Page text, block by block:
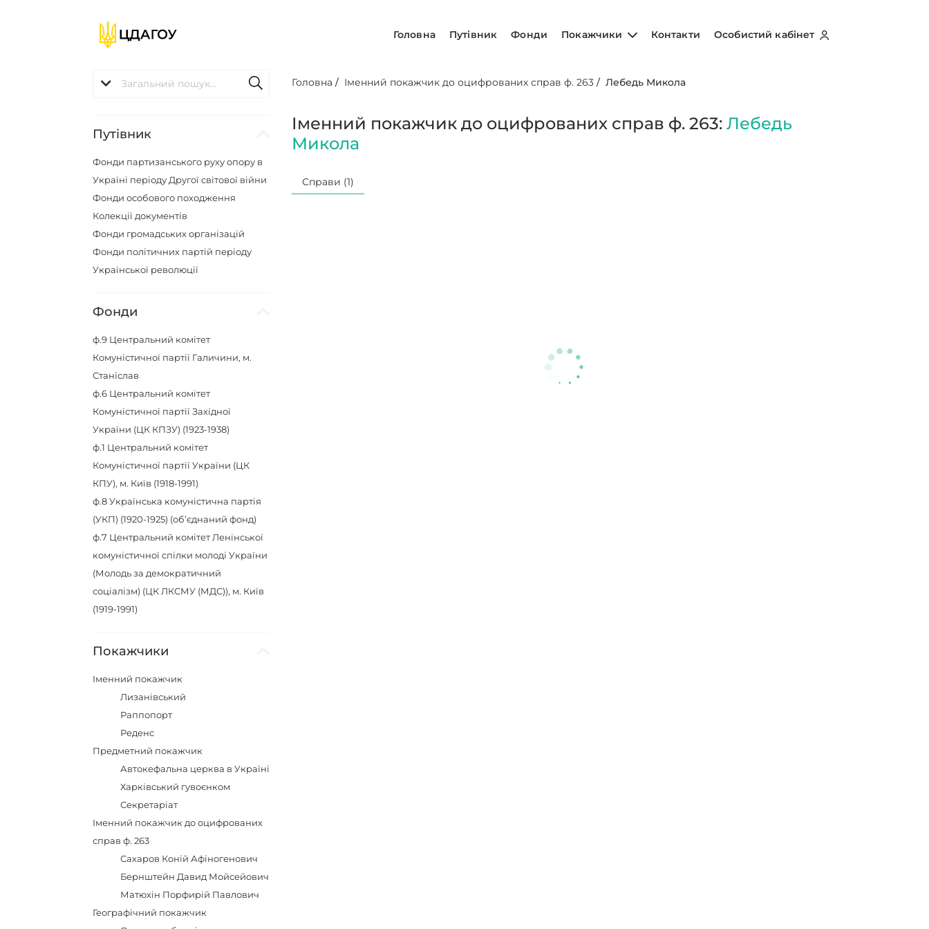
Головна Путівник Фонди Покажчики Контакти Особистий кабінет
Путівник
Фонди партизанського руху опору в
Україні періоду Другої світової війни
Фонди особового походження
Колекції документів
Фонди громадських організацій
Фонди політичних партій періоду
Української революції
Фонди
ф.9 Центральний комітет
Комуністичної партії Галичини, м.
Станіслав
ф.6 Центральний комітет
Комуністичної партії Західної
України (ЦК КПЗУ) (1923-1938)
ф.1 Центральний комітет
Комуністичної партії України (ЦК
КПУ), м. Київ (1918-1991)
ф.8Українська комуністична партія
(УКП) (1920-1925) (об’єднаний фонд)
ф.7 Центральний комітет Ленінської
комуністичної спілки молоді України
(Молодь за демократичний
соціалізм) (ЦК ЛКСМУ (МДС)), м. Київ
(1919-1991)
Покажчики
Іменний покажчик
Лизанівський
Раппопорт
Реденс
Предметний покажчик
Автокефальна церква в Україні
Харківський гувоєнком
Секретаріат
Іменний покажчик до оцифрованих
справ ф. 263
Сахаров Коній Афіногенович
Бернштейн Давид Мойсейович
Матюхін Порфирій Павлович
Географічний покажчик
Головна / Іменний покажчик до оцифрованих справ ф. 263 /Лебедь Микола
Іменний покажчик до оцифрованих справ ф. 263:Лебедь
Микола
Справи (1)